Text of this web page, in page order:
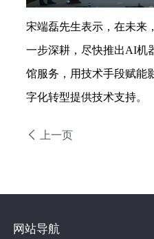
宋端磊先生表示，在未来
一步深耕，尽快推出AI机
馆服务，用技术手段赋能
字化转型提供技术支持。
上一页
网站导航